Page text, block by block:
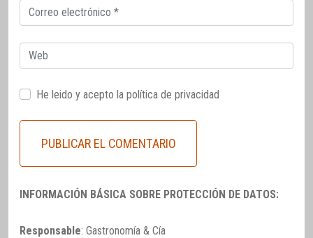
Correo
electrónico
Web
He leido y acepto la política de privacidad
INFORMACIÓN BÁSICA SOBRE PROTECCIÓN DE DATOS:
Responsable: Gastronomía & Cía